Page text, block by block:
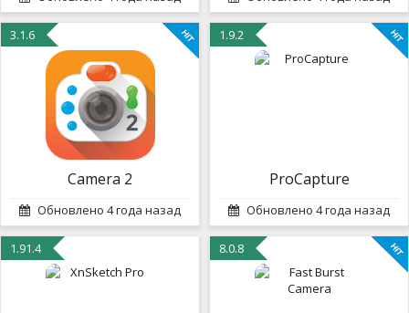
3.1.6
Camera 2
Обновлено 4 года назад
1.9.2
ProCapture
Обновлено 4 года назад
1.91.4 8.0.8